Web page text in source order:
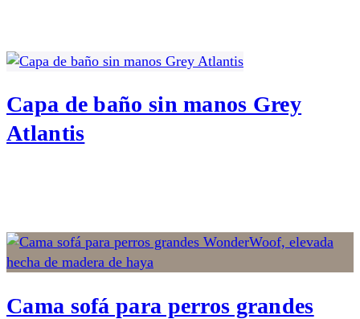
Capa de baño sin manos Grey
Atlantis
Cama sofá para perros grandes